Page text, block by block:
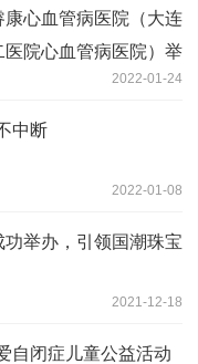
心血管病医院（大连
医院心血管病医院）举
2022-01-24
中断
2022-01-08
举办，引领国潮珠宝
2021-12-18
自闭症儿童公益活动